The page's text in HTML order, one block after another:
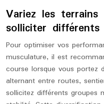
Variez les
solliciter différents
Pour optimiser vos
musculature, il est
course lorsque vous portez
alternant entre routes,
sollicitez différents groupes